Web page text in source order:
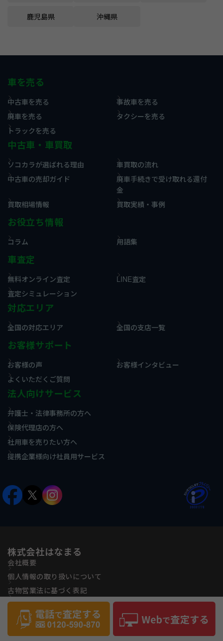
鹿児島県 沖縄県
車を売る
中古車を売る
事故車を売る
廃車を売る
タクシーを売る
トラックを売る
中古車・車買取
ソコカラが選ばれる理由
車買取の流れ
中古車の売却ガイド
廃車手続きで受け取れる還付
金
買取相場情報
買取実績・事例
お役立ち情報
コラム 用語集
車査定
無料オンライン査定
LINE査定
査定シミュレーション
対応エリア
全国の対応エリア 全国の支店一覧
お客様サポート
お客様の声
お客様インタビュー
よくいただくご質問
法人向けサービス
弁護士・法律事務所の方へ
保険代理店の方へ
社用車を売りたい方へ
提携企業様向け社員用サービス
株式会社はなまる
会社概要
個人情報の取り扱いについて
古物営業法に基づく表記
反社会的勢力に対する基本方針
サイトマップ
Copyright(C) Hanamaru Co., ltd All Rights Reserved